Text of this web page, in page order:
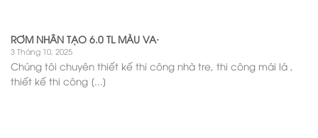
RƠM NHÂN TẠO 6.0 TL MÀU VA·
3 Tháng 10, 2025
Chúng tôi chuyên thiết kế thi công nhà tre, thi công mái lá ,
thiết kế thi công [...]